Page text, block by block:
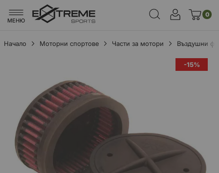
МЕНЮ
0
Начало Моторни спортове Части за мотори Въздушни
-15%
изображенията